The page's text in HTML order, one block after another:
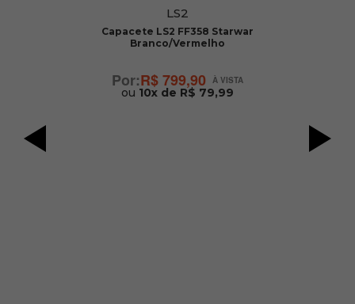
LS2
Capacete LS2 FF358 Starwar
Branco/Vermelho
R$ 799,90
ou 10x de R$ 79,99